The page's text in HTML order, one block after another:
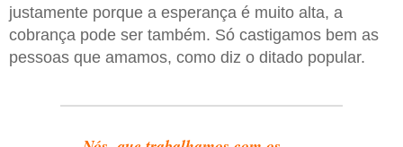
justamente porque a esperança é muito alta, a
cobrança pode ser também. Só castigamos bem as
pessoas que amamos, como diz o ditado popular.